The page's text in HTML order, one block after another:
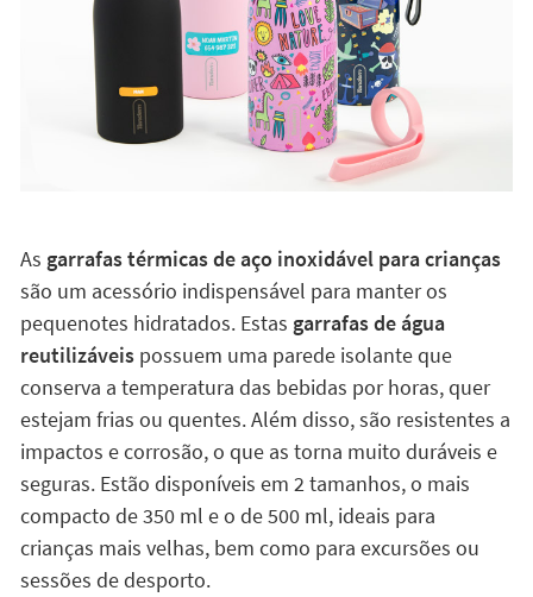
As garrafas térmicas de aço inoxidável para crianças
são um acessório indispensável para manter os
pequenotes hidratados. Estas garrafas de água
reutilizáveispossuem uma parede isolante que
conserva a temperatura das bebidas por horas, quer
estejam frias ou quentes. Além disso, são resistentes a
impactos e corrosão, o que as torna muito duráveis e
seguras. Estão disponíveis em 2 tamanhos, o mais
compacto de 350 ml e o de 500 ml, ideais para
crianças mais velhas, bem como para excursões ou
sessões de desporto.